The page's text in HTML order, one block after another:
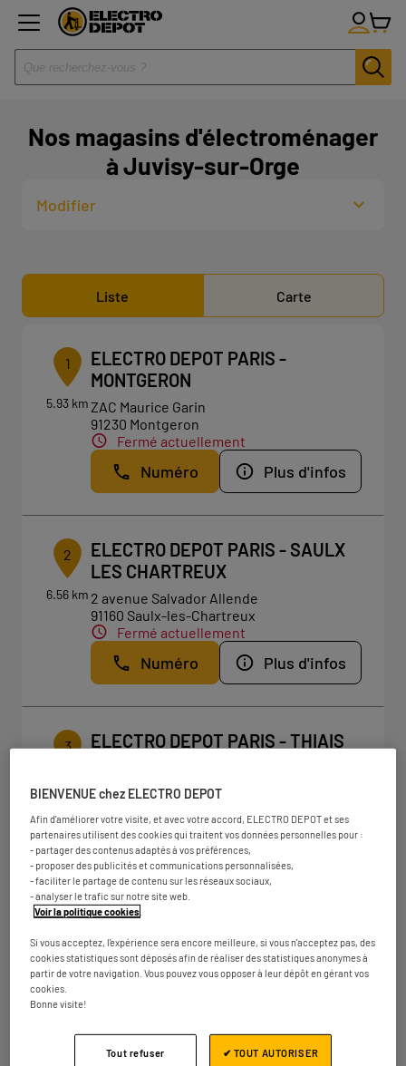
Nos magasins d'électroménager
à Juvisy-sur-Orge
Modifier
Liste Carte
1
5.93 km
ELECTRO DEPOT PARIS -
MONTGERON
ZAC Maurice Garin
91230 Montgeron
Fermé actuellement
Numéro Plus d'infos
2
6.56 km
ELECTRO DEPOT PARIS - SAULX
LES CHARTREUX
2 avenue Salvador Allende
91160 Saulx-les-Chartreux
Fermé actuellement
Numéro Plus d'infos
3
6.8 km
ELECTRO DEPOT PARIS - THIAIS
94320 Thiais
Fermé actuellement
Numéro Plus d'infos
4
8.09 km
ELECTRO DEPOT PARIS - FLEURY
Rue Clément Ader
91700 Fleury-Mérogis
BIENVENUE chez ELECTRO DEPOT
Afin d'améliorer votre visite, et avec votre accord, ELECTRO DEPOT et ses
partenaires utilisent des cookies qui traitent vos données personnelles pour :
- partager des contenus adaptés à vos préférences,
- proposer des publicités et communications personnalisées,
- faciliter le partage de contenu sur les réseaux sociaux,
- analyser le trafic sur notre site web.
Voir la politique cookies
Si vous acceptez, l'expérience sera encore meilleure, si vous n'acceptez pas, des
cookies statistiques sont déposés afin de réaliser des statistiques anonymes à
partir de votre navigation. Vous pouvez vous opposer à leur dépôt en gérant vos
cookies.
Bonne visite!
Tout refuser ✔ TOUT AUTORISER